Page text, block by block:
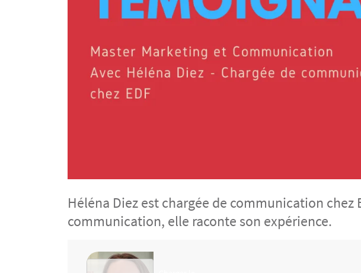
Héléna Diez est chargée de communication
communication, elle raconte son expérience.
Video Mav